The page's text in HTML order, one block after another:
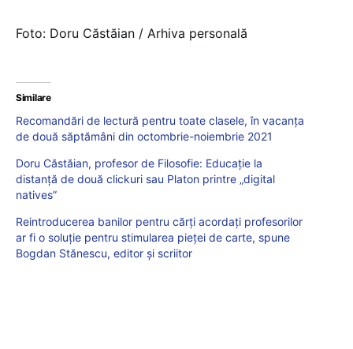
Foto: Doru Căstăian / Arhiva personală
Similare
Recomandări de lectură pentru toate clasele, în vacanța
de două săptămâni din octombrie-noiembrie 2021
Doru Căstăian, profesor de Filosofie: Educație la
distanță de două clickuri sau Platon printre „digital
natives”
Reintroducerea banilor pentru cărți acordați profesorilor
ar fi o soluție pentru stimularea pieței de carte, spune
Bogdan Stănescu, editor și scriitor